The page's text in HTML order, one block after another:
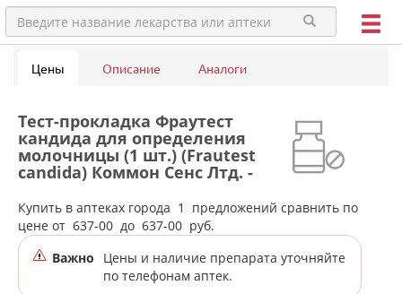
Цены Описание Аналоги
Тест-прокладка Фраутест
кандида для определения
молочницы (1 шт.) (Frautest
candida) Коммон Сенс Лтд. -
Камышлова
Купить в аптеках города 1
предложений сравнить по
цене от 637-00 до 637-00 руб.
Важно
Цены и наличие препарата уточняйте
по телефонам аптек.